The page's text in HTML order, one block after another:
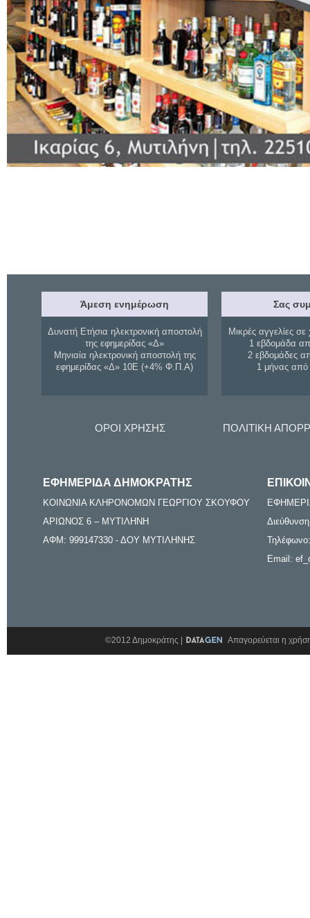
Άμεση ενημέρωση
Δυνατή Ετήσια ηλεκτρονική αποστολή
της εφημερίδας «Δ»
Μηνιαία ηλεκτρονική αποστολή της
εφημερίδας «Δ» 10Ε (+4% Φ.Π.Α)
Σας
Μικρές αγγελίες σε
1 εβδομάδα
2 εβδομάδες
1 μήνας
ΟΡΟΙ ΧΡΗΣΗΣ ΠΟΛΙΤΙΚΗ
ΕΦΗΜΕΡΙΔΑ ΔΗΜΟΚΡΑΤΗΣ
ΚΟΙΝΩΝΙΑ ΚΛΗΡΟΝΟΜΩΝ ΓΕΩΡΓΙΟΥ ΣΚΟΥΦΟΥ
ΑΡΙΩΝΟΣ 6 – ΜΥΤΙΛΗΝΗ
ΑΦΜ: 999147330 - ΔΟΥ ΜΥΤΙΛΗΝΗΣ
Email:
©2012 Δημοκράτης | Απαγορεύεται η